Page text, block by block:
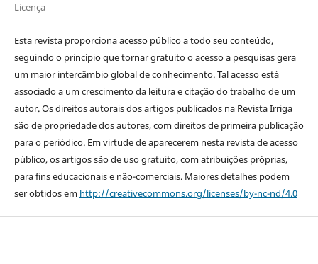
Licença
Esta revista proporciona acesso público a todo seu conteúdo,
seguindo o princípio que tornar gratuito o acesso a pesquisas gera
um maior intercâmbio global de conhecimento. Tal acesso está
associado a um crescimento da leitura e citação do trabalho de um
autor. Os direitos autorais dos artigos publicados na Revista Irriga
são de propriedade dos autores, com direitos de primeira publicação
para o periódico. Em virtude de aparecerem nesta revista de acesso
público, os artigos são de uso gratuito, com atribuições próprias,
para fins educacionais e não-comerciais. Maiores detalhes podem
ser obtidos em http://creativecommons.org/licenses/by-nc-nd/4.0